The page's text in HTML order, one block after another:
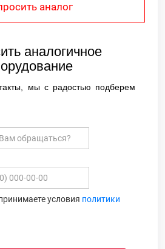
аналог
аналогичное
мы с радостью подберем
условия политики